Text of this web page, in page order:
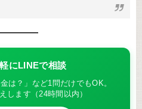
にLINEで相談
は？」など1問だけでもOK。
します（24時間以内）